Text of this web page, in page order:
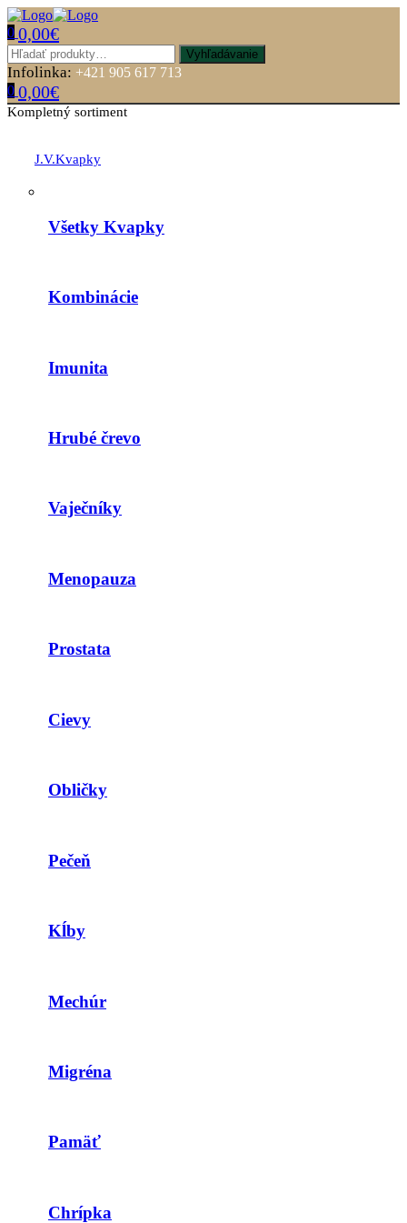
0 0,00€
Menu
Hľadať: Vyhľadávanie
Infolinka: +421 905 617 713
0 0,00€
Kompletný sortiment
J.V.Kvapky
Všetky Kvapky
Kombinácie
Imunita
Hrubé črevo
Vaječníky
Menopauza
Prostata
Cievy
Obličky
Pečeň
Kĺby
Mechúr
Migréna
Pamäť
Chrípka